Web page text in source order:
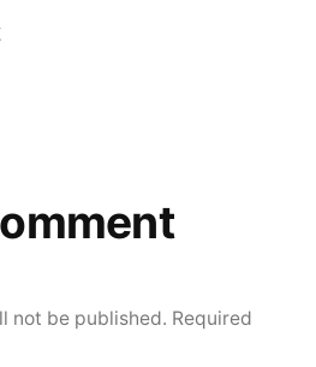
Previous
not be published. Required